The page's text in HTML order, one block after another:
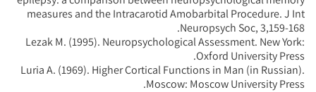
measures and the Intracarotid Amobarbital Procedure. J Int
Neuropsych Soc, 3,159-168.
Lezak M. (1995). Neuropsychological Assessment. New York:
Oxford University Press.
Luria A. (1969). Higher Cortical Functions in Man (in Russian).
Moscow: Moscow University Press.